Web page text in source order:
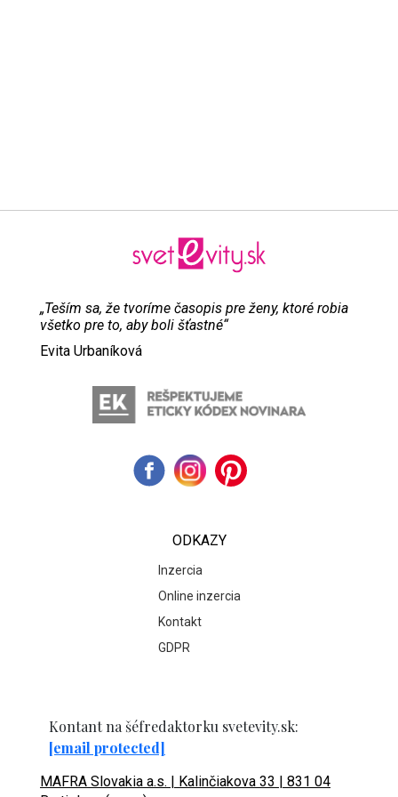
„Teším sa, že tvoríme časopis pre ženy, ktoré robia
všetko pre to, aby boli šťastné“
Evita Urbaníková
ODKAZY
Inzercia
Online inzercia
Kontakt
GDPR
Kontant na šéfredaktorku svetevity.sk:
[email protected]
MAFRA Slovakia a.s. | Kalinčiakova 33 | 831 04